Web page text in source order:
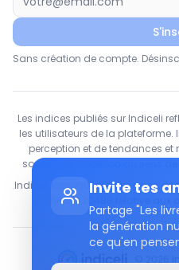
Invite tes
Partage "Les
la génération
ce qu'en
Sans création de compte.
Les indices publiés sur Indiceli
les utilisateurs de la
perception et de tendances et
sondages d'opinion au sens de
Indiceli applique les principes
NF ISO 20488 relative aux